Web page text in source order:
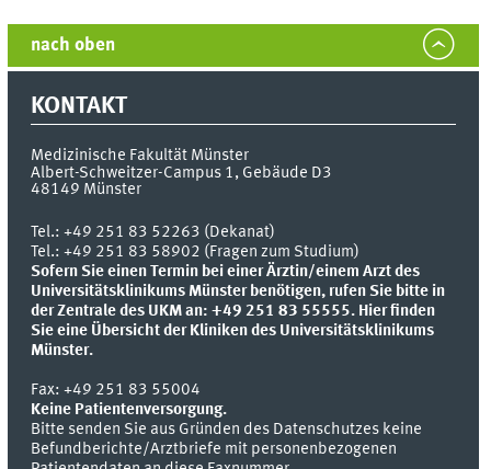
nach oben
KONTAKT
Medizinische Fakultät Münster
Albert-Schweitzer-Campus 1, Gebäude D3
48149 Münster
Tel.:+49 251 83 52263 (Dekanat)
Tel.: +49 251 83 58902 (Fragen zum Studium)
Sofern Sie einen Termin bei einer Ärztin/einem Arzt des
Universitätsklinikums Münster benötigen, rufen Sie bitte in
der Zentrale des UKM an: +49 251 83 55555. Hier finden
Sie eine Übersicht der Kliniken des Universitätsklinikums
Münster.
Fax:+49 251 83 55004
Keine Patientenversorgung.
Bitte senden Sie aus Gründen des Datenschutzes keine
Befundberichte/Arztbriefe mit personenbezogenen